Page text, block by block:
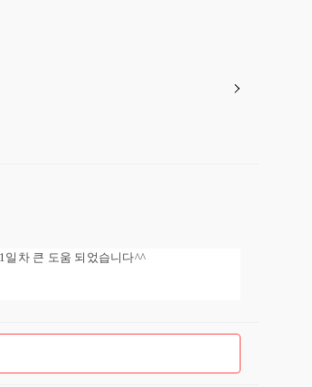
일차 큰 도움 되었습니다^^